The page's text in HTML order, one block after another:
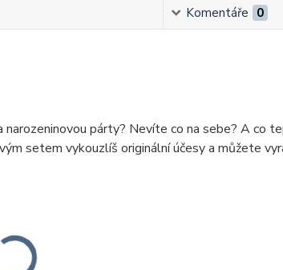
Komentáře 0
narozeninovou párty? Nevíte co na sebe? A co
setem vykouzlíš originální účesy a můžete